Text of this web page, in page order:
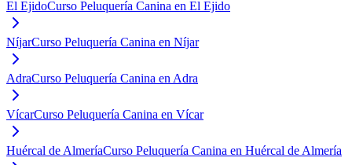
El EjidoCurso Peluquería Canina en El Ejido
NíjarCurso Peluquería Canina en Níjar
AdraCurso Peluquería Canina en Adra
VícarCurso Peluquería Canina en Vícar
Huércal de AlmeríaCurso Peluquería Canina en Huércal de Almería